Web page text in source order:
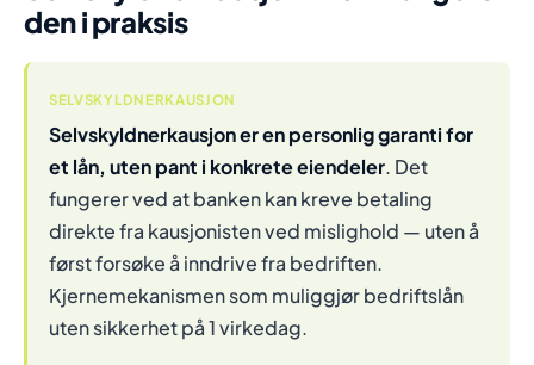
den i praksis
SELVSKYLDNERKAUSJON
Selvskyldnerkausjon er en personlig garanti for
et lån, uten pant i konkrete eiendeler. Det
fungerer ved at banken kan kreve betaling
direkte fra kausjonisten ved mislighold — uten å
først forsøke å inndrive fra bedriften.
Kjernemekanismen som muliggjør bedriftslån
uten sikkerhet på 1 virkedag.